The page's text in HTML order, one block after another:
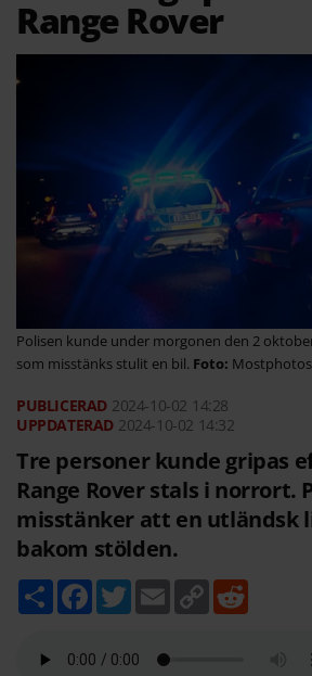
Range Rover
Polisen kunde under morgonen den 2
som misstänks stulit en bil.
Mostphotos
2024-10-02 14:28
2024-10-02 14:32
Tre personer kunde gripas
Range Rover stals i norrort.
misstänker att en utländsk
bakom stölden.
D
e
F
b
T
w
t
E
m
C
o